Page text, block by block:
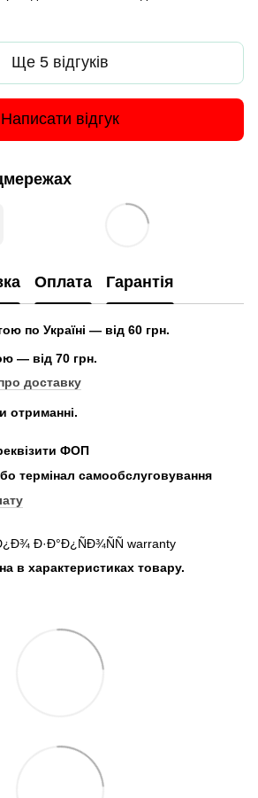
Ще 5 відгуків
Написати відгук
Оплата Гарантія
по Україні — від 60 грн.
— від 70 грн.
доставку
отриманні.
ФОП
термінал самообслуговування
в характеристиках товару.